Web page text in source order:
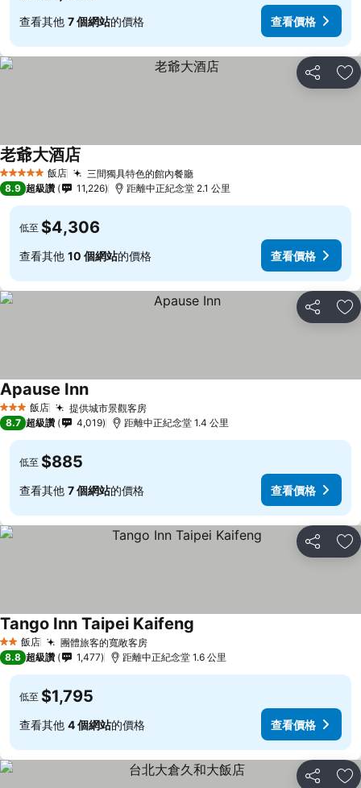
查看其他 7 個網站的價格 查看價格
分享 加
5 星級 飯店 三間獨具特色的館內餐廳
老爺大酒店
8.9 超級讚 11,226 距離中正紀念堂 2.1 公里
低至 $4,306
查看其他 10 個網站的價格 查看價格
分享 加
3 星級 飯店 提供城市景觀客房
Apause Inn
8.7 超級讚 4,019 距離中正紀念堂 1.4 公里
低至 $885
查看其他 7 個網站的價格 查看價格
分享 加
2 星級飯店 團體旅客的寬敞客房
Tango Inn Taipei Kaifeng
8.8 超級讚 1,477 距離中正紀念堂 1.6 公里
低至 $1,795
查看其他 4 個網站的價格 查看價格
分享 加